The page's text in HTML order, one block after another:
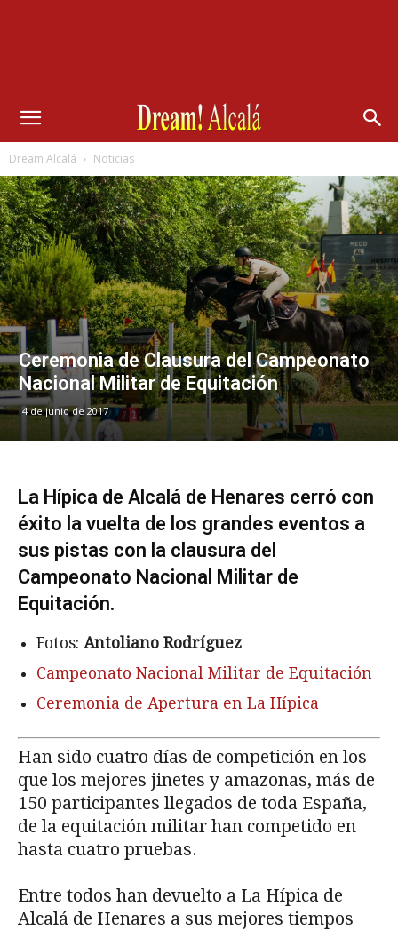
Dream Alcalá Noticias
Ceremonia de Clausura del Campeonato
Nacional Militar de Equitación
4 de junio de 2017
La Hípica de Alcalá de Henares cerró con
éxito la vuelta de los grandes eventos a
sus pistas con la clausura del
Campeonato Nacional Militar de
Equitación.
Fotos: Antoliano Rodríguez
Campeonato Nacional Militar de Equitación
Ceremonia de Apertura en La Hípica
Han sido cuatro días de competición en los
que los mejores jinetes y amazonas, más de
150 participantes llegados de toda España,
de la equitación militar han competido en
hasta cuatro pruebas.
Entre todos han devuelto a La Hípica de
Alcalá de Henares a sus mejores tiempos